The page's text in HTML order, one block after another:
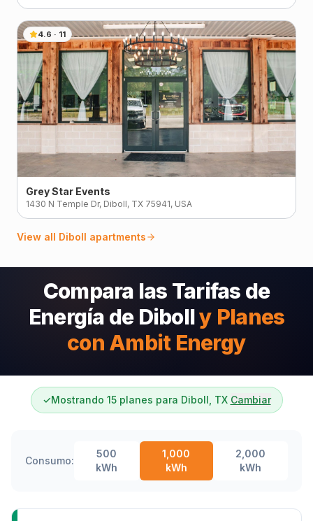
4.6 · 11
Grey Star Events
1430 N Temple Dr, Diboll, TX 75941, USA
View all Diboll apartments
Compara las Tarifas de
Energía de Dibolly Planes
con Ambit Energy
✓Mostrando 15 planes para Diboll, TX Cambiar
Consumo:
500
kWh
1,000
kWh
2,000
kWh